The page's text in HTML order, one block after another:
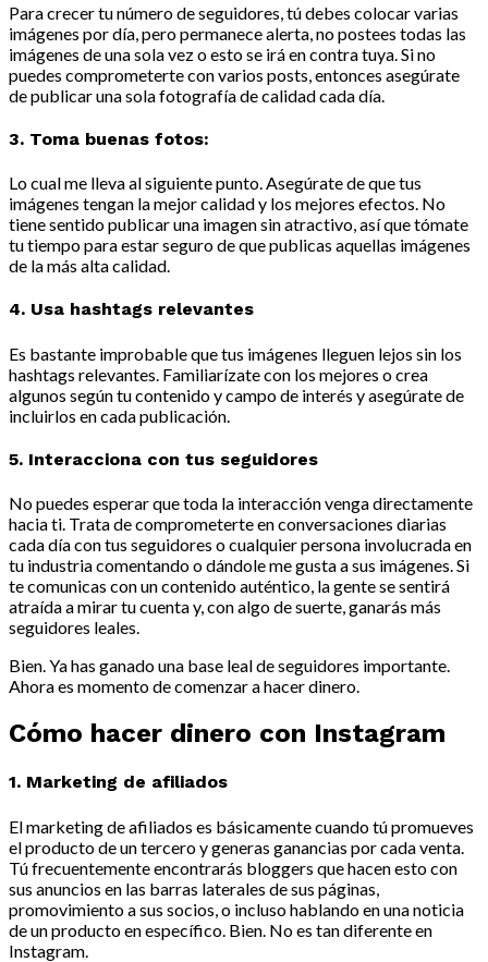
Para crecer tu número de seguidores, tú debes colocar varias
imágenes por día, pero permanece alerta, no postees todas las
imágenes de una sola vez o esto se irá en contra tuya. Si no
puedes comprometerte con varios posts, entonces asegúrate
de publicar una sola fotografía de calidad cada día.
3. Toma buenas fotos:
Lo cual me lleva al siguiente punto. Asegúrate de que tus
imágenes tengan la mejor calidad y los mejores efectos. No
tiene sentido publicar una imagen sin atractivo, así que tómate
tu tiempo para estar seguro de que publicas aquellas imágenes
de la más alta calidad.
4. Usa hashtags relevantes
Es bastante improbable que tus imágenes lleguen lejos sin los
hashtags relevantes. Familiarízate con los mejores o crea
algunos según tu contenido y campo de interés y asegúrate de
incluirlos en cada publicación.
5. Interacciona con tus seguidores
No puedes esperar que toda la interacción venga directamente
hacia ti. Trata de comprometerte en conversaciones diarias
cada día con tus seguidores o cualquier persona involucrada en
tu industria comentando o dándole me gusta a sus imágenes. Si
te comunicas con un contenido auténtico, la gente se sentirá
atraída a mirar tu cuenta y, con algo de suerte, ganarás más
seguidores leales.
Bien. Ya has ganado una base leal de seguidores importante.
Ahora es momento de comenzar a hacer dinero.
Cómo hacer dinero con Instagram
1. Marketing de afiliados
El marketing de afiliados es básicamente cuando tú promueves
el producto de un tercero y generas ganancias por cada venta.
Tú frecuentemente encontrarás bloggers que hacen esto con
sus anuncios en las barras laterales de sus páginas,
promovimiento a sus socios, o incluso hablando en una noticia
de un producto en específico. Bien. No es tan diferente en
Instagram.